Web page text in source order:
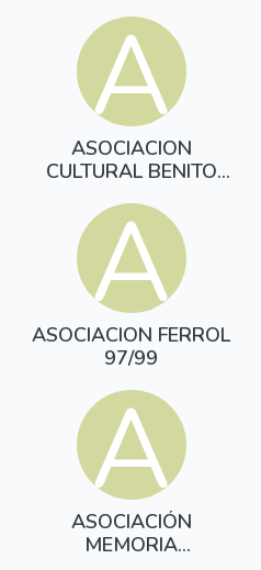
SAINZA
A
ASOCIACION
CULTURAL BENITO
A
ASOCIACION FERROL
97/99
A
ASOCIACIÓN
MEMORIA